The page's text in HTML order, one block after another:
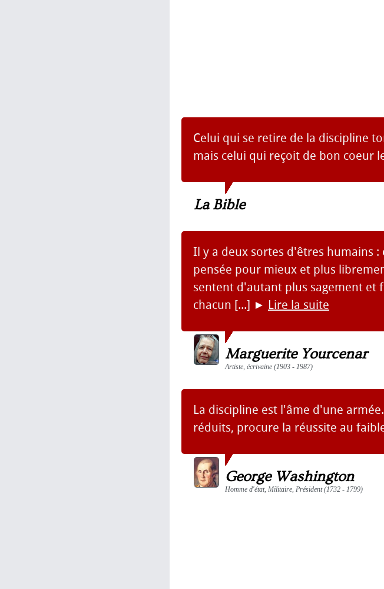
Celui qui se retire de la discipline
mais celui qui reçoit de bon coeur
La Bible
Il y a deux sortes d'êtres humains
pensée pour mieux et plus
sentent d'autant plus sagement et
chacun [...] ► Lire la suite
Marguerite Yourcenar
Artiste, écrivaine (1903 - 1987)
La discipline est l'âme d'une
réduits, procure la réussite au
George Washington
Homme d'état, Militaire, Président (1732 - 1799)